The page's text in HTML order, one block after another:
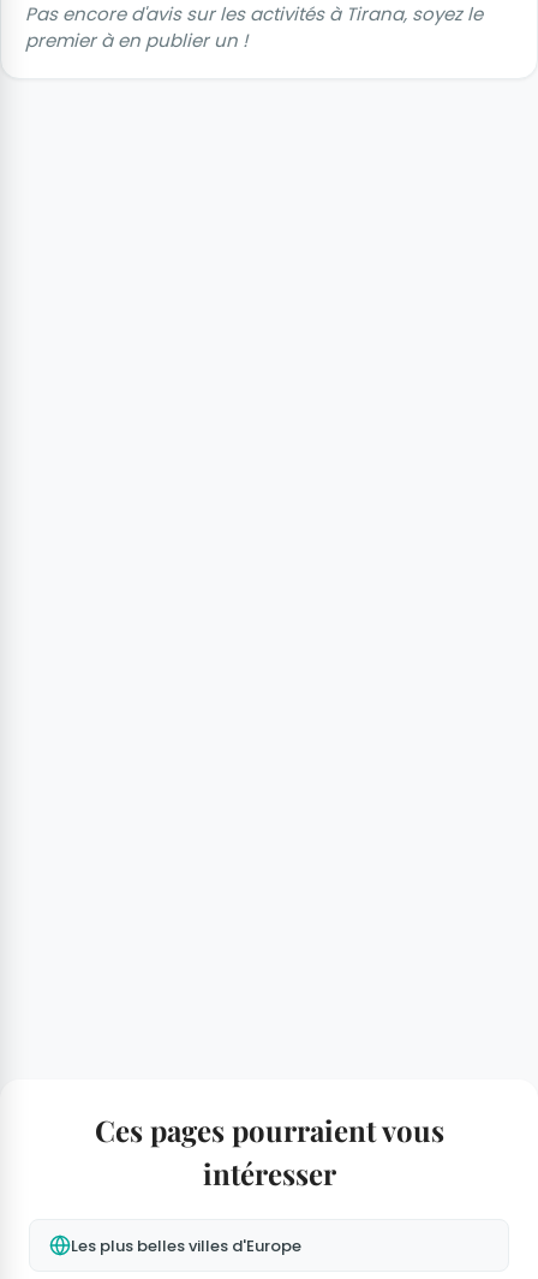
Pas encore d'avis sur les activités à Tirana, soyez le
premier à en publier un !
Ces pages pourraient vous
intéresser
Les plus belles villes d'Europe